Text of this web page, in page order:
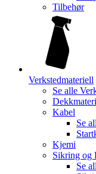
Tilbehør
Verkstedmateriell
Se alle
Kabel
Se
Kjemi
Sikring og
Se